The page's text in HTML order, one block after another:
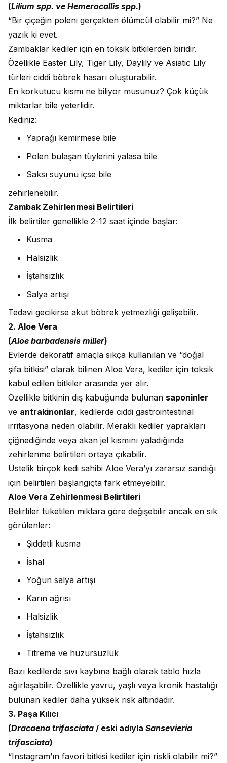
(Lilium spp. ve Hemerocallis spp.)
“Bir çiçeğin poleni gerçekten ölümcül olabilir mi?” Ne
yazık ki evet.
Zambaklar kediler için en toksik bitkilerden biridir.
Özellikle Easter Lily, Tiger Lily, Daylily ve Asiatic Lily
türleri ciddi böbrek hasarı oluşturabilir.
En korkutucu kısmı ne biliyor musunuz? Çok küçük
miktarlar bile yeterlidir.
Kediniz:
Yaprağı kemirmese bile
Polen bulaşan tüylerini yalasa bile
Saksı suyunu içse bile
zehirlenebilir.
Zambak Zehirlenmesi Belirtileri
İlk belirtiler genellikle 2-12 saat içinde başlar:
Kusma
Halsizlik
İştahsızlık
Salya artışı
Tedavi gecikirse akut böbrek yetmezliği gelişebilir.
2. Aloe Vera
(Aloe barbadensis miller)
Evlerde dekoratif amaçla sıkça kullanılan ve “doğal
şifa bitkisi” olarak bilinen Aloe Vera, kediler için toksik
kabul edilen bitkiler arasında yer alır.
Özellikle bitkinin dış kabuğunda bulunan saponinler
ve antrakinonlar, kedilerde ciddi gastrointestinal
irritasyona neden olabilir. Meraklı kediler yaprakları
çiğnediğinde veya akan jel kısmını yaladığında
zehirlenme belirtileri ortaya çıkabilir.
Üstelik birçok kedi sahibi Aloe Vera’yı zararsız sandığı
için belirtileri başlangıçta fark etmeyebilir.
Aloe Vera Zehirlenmesi Belirtileri
Belirtiler tüketilen miktara göre değişebilir ancak en sık
görülenler:
Şiddetli kusma
İshal
Yoğun salya artışı
Karın ağrısı
Halsizlik
İştahsızlık
Titreme ve huzursuzluk
Bazı kedilerde sıvı kaybına bağlı olarak tablo hızla
ağırlaşabilir. Özellikle yavru, yaşlı veya kronik hastalığı
bulunan kediler daha yüksek risk altındadır.
3. Paşa Kılıcı
(Dracaena trifasciata / eski adıyla Sansevieria
trifasciata)
“Instagram’ın favori bitkisi kediler için riskli olabilir mi?”